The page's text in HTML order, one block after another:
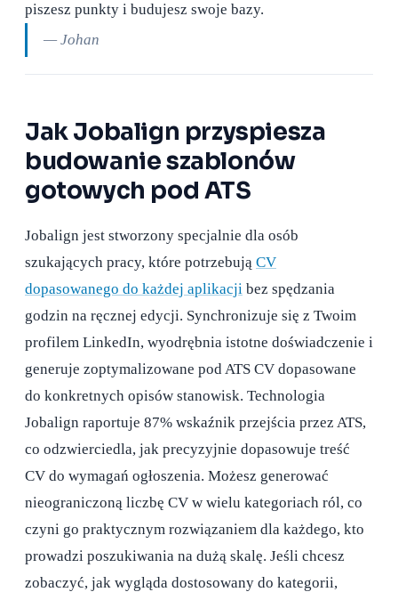
piszesz punkty i budujesz swoje bazy.
— Johan
Jak Jobalign przyspiesza
budowanie szablonów
gotowych pod ATS
Jobalign jest stworzony specjalnie dla osób
szukających pracy, które potrzebują CV
dopasowanego do każdej aplikacji bez spędzania
godzin na ręcznej edycji. Synchronizuje się z Twoim
profilem LinkedIn, wyodrębnia istotne doświadczenie i
generuje zoptymalizowane pod ATS CV dopasowane
do konkretnych opisów stanowisk. Technologia
Jobalign raportuje 87% wskaźnik przejścia przez ATS,
co odzwierciedla, jak precyzyjnie dopasowuje treść
CV do wymagań ogłoszenia. Możesz generować
nieograniczoną liczbę CV w wielu kategoriach ról, co
czyni go praktycznym rozwiązaniem dla każdego, kto
prowadzi poszukiwania na dużą skalę. Jeśli chcesz
zobaczyć, jak wygląda dostosowany do kategorii,